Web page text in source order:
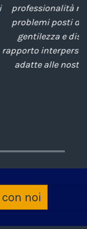
tempestiva dei
degli anni, con
gestione del
tecniche
attenti al
noi